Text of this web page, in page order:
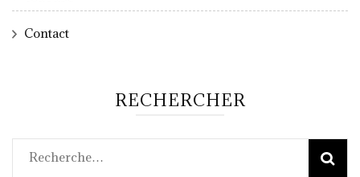
Contact
RECHERCHER
Rechercher :